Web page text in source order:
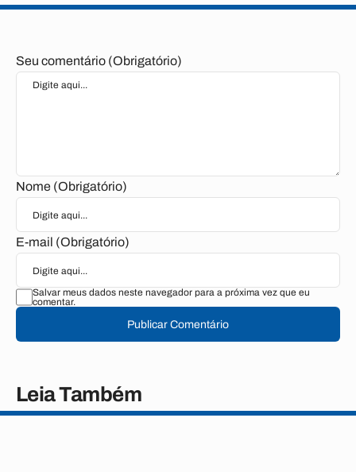
Seu comentário (Obrigatório)
Nome (Obrigatório)
E-mail (Obrigatório)
Salvar meus dados neste navegador para a próxima vez que eu
comentar.
Publicar Comentário
Leia Também